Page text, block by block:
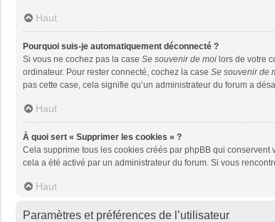
Haut
Pourquoi suis-je automatiquement déconnecté ?
Si vous ne cochez pas la case Se souvenir de moi lors de votre
ordinateur. Pour rester connecté, cochez la case Se souvenir de
pas cette case, cela signifie qu’un administrateur du forum a
Haut
À quoi sert « Supprimer les cookies » ?
Cela supprime tous les cookies créés par phpBB qui
cela a été activé par un administrateur du forum. Si vous
Haut
Paramètres et préférences de l’utilisateur